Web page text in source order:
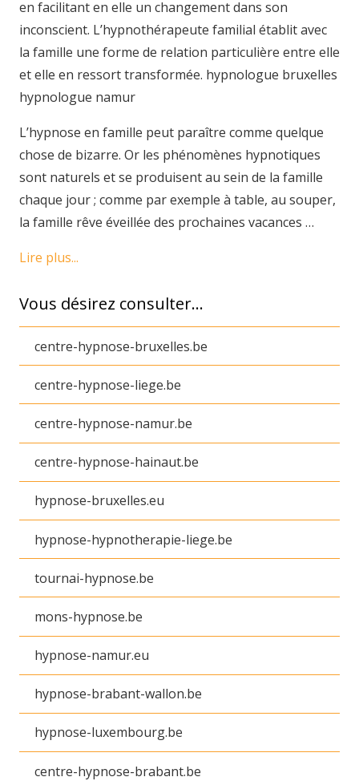
en facilitant en elle un changement dans son
inconscient. L’hypnothérapeute familial établit avec
la famille une forme de relation particulière entre elle
et elle en ressort transformée. hypnologue bruxelles
hypnologue namur
L’hypnose en famille peut paraître comme quelque
chose de bizarre. Or les phénomènes hypnotiques
sont naturels et se produisent au sein de la famille
chaque jour ; comme par exemple à table, au souper,
la famille rêve éveillée des prochaines vacances …
Lire plus...
Vous désirez consulter…
centre-hypnose-bruxelles.be
centre-hypnose-liege.be
centre-hypnose-namur.be
centre-hypnose-hainaut.be
hypnose-bruxelles.eu
hypnose-hypnotherapie-liege.be
tournai-hypnose.be
mons-hypnose.be
hypnose-namur.eu
hypnose-brabant-wallon.be
hypnose-luxembourg.be
centre-hypnose-brabant.be